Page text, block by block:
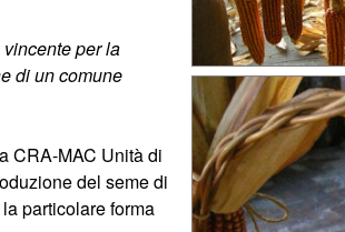
per la
di un comune
CRA-MAC Unità di
del seme di
particolare forma